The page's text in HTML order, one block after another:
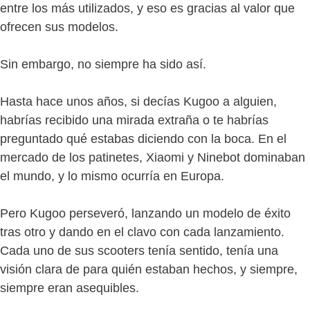
entre los más utilizados, y eso es gracias al valor que
ofrecen sus modelos.
Sin embargo, no siempre ha sido así.
Hasta hace unos años, si decías Kugoo a alguien,
habrías recibido una mirada extraña o te habrías
preguntado qué estabas diciendo con la boca. En el
mercado de los patinetes, Xiaomi y Ninebot dominaban
el mundo, y lo mismo ocurría en Europa.
Pero Kugoo perseveró, lanzando un modelo de éxito
tras otro y dando en el clavo con cada lanzamiento.
Cada uno de sus scooters tenía sentido, tenía una
visión clara de para quién estaban hechos, y siempre,
siempre eran asequibles.